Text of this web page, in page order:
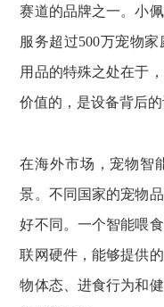
赛道的品牌之一。小
服务超过500万宠物
用品的特殊之处在于
价值的，是设备背后
在海外市场，宠物智
景。不同国家的宠物
好不同。一个智能喂
联网硬件，能够提供
物体态、进食行为和